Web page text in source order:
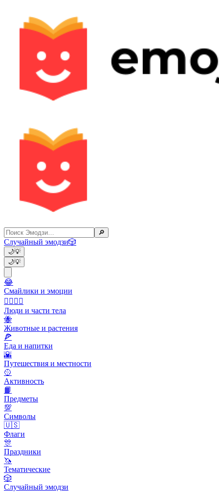
🔎
Случайный эмодзи🎲
🌙💡
🌙💡
😂
Смайлики и эмоции
👩‍❤️‍💋‍👨
Люди и части тела
🐝
Животные и растения
🍕
Еда и напитки
🌇
Путешествия и местности
🥎
Активность
📙
Предметы
💯
Символы
🇺🇸
Флаги
🎊
Праздники
🦄
Тематические
🎲
Случайный эмодзи